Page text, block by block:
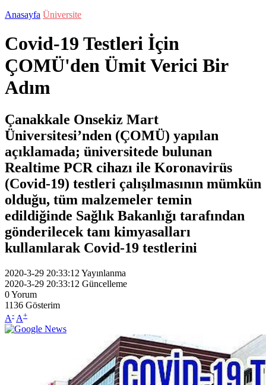
Anasayfa Üniversite
Covid-19 Testleri İçin
ÇOMÜ'den Ümit Verici Bir
Adım
Çanakkale Onsekiz Mart
Üniversitesi’nden (ÇOMÜ) yapılan
açıklamada; üniversitede bulunan
Realtime PCR cihazı ile Koronavirüs
(Covid-19) testleri çalışılmasının mümkün
olduğu, tüm malzemeler temin
edildiğinde Sağlık Bakanlığı tarafından
gönderilecek tanı kimyasalları
kullanılarak Covid-19 testlerini
2020-3-29 20:33:12 Yayınlanma
2020-3-29 20:33:12 Güncelleme
0Yorum
1136 Gösterim
A- A+